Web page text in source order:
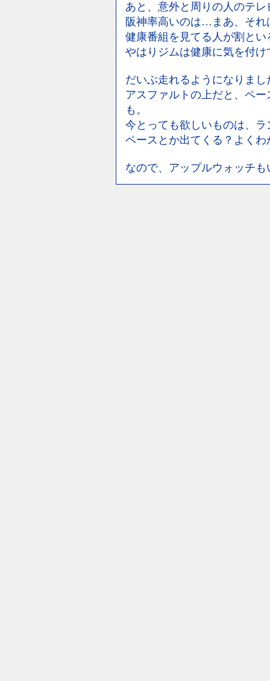
あと、意外と周りの人のテレ
阪神率高いのは…まあ、それ
健康番組を見てる人が割とい
やはりジムは健康に気を付
だいぶ走れるようになりま
アスファルトの上だと、ペ
も。
今とっても欲しいものは、
ペースとか出てくる？よく
なので、アップルウォッチ